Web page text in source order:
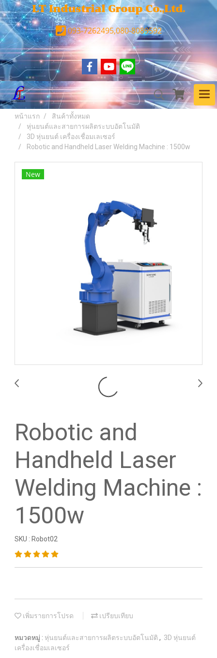
LT Industrial Group Co.,Ltd.
093-7262495,080-8089592
หน้าแรก
สินค้าทั้งหมด
หุ่นยนต์และสายการผลิตระบบอัตโนมัติ
3D หุ่นยนต์ เครื่องเชื่อมเลเซอร์
Robotic and Handheld Laser Welding Machine : 1500w
New
Robotic and
Handheld Laser
Welding Machine :
1500w
SKU : Robot02
เพิ่มรายการโปรด เปรียบเทียบ
หมวดหมู่ : หุ่นยนต์และสายการผลิตระบบอัตโนมัติ , 3D หุ่นยนต์
เครื่องเชื่อมเลเซอร์